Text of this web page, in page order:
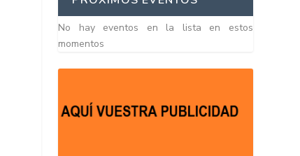
No hay eventos en la lista en estos
momentos